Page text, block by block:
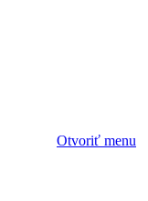
Otvoriť menu